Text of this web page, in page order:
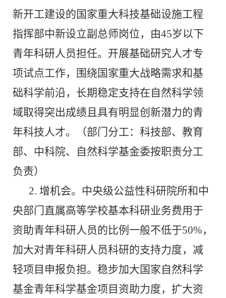
新开工建设的国家重大科技基础设施工程
指挥部中新设立副总师岗位，由45岁以下
青年科研人员担任。开展基础研究人才专
项试点工作，围绕国家重大战略需求和基
础科学前沿，长期稳定支持在自然科学领
域取得突出成绩且具有明显创新潜力的青
年科技人才。（部门分工：科技部、教育
部、中科院、自然科学基金委按职责分工
负责）
2. 增机会。中央级公益性科研院所和中
央部门直属高等学校基本科研业务费用于
资助青年科研人员的比例一般不低于50%，
加大对青年科研人员科研的支持力度，减
轻项目申报负担。稳步加大国家自然科学
基金青年科学基金项目资助力度，扩大资